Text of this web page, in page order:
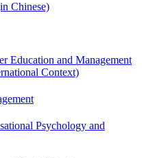
Chinese)
Education and Management
Context)
Psychology and